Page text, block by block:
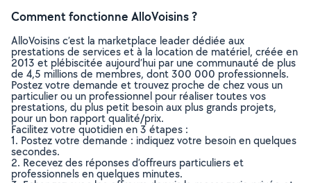
Comment fonctionne AlloVoisins ?
AlloVoisins c’est la marketplace leader dédiée aux
prestations de services et à la location de matériel, créée en
2013 et plébiscitée aujourd’hui par une communauté de plus
de 4,5 millions de membres, dont 300 000 professionnels.
Postez votre demande et trouvez proche de chez vous un
particulier ou un professionnel pour réaliser toutes vos
prestations, du plus petit besoin aux plus grands projets,
pour un bon rapport qualité/prix.
Facilitez votre quotidien en 3 étapes :
1. Postez votre demande : indiquez votre besoin en quelques
secondes.
2. Recevez des réponses d’offreurs particuliers et
professionnels en quelques minutes.